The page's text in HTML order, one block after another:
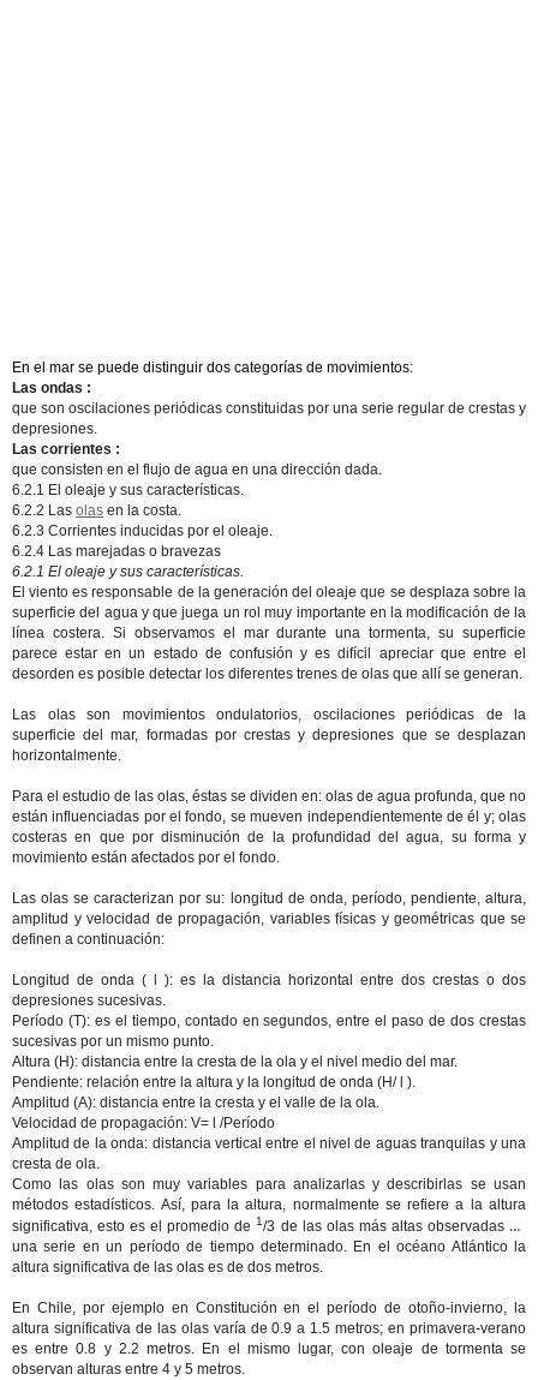
En el mar se puede distinguir dos categorías de movimientos:
Las ondas :
que son oscilaciones periódicas constituidas por una serie regular de crestas y
depresiones.
Las corrientes :
que consisten en el flujo de agua en una dirección dada.
6.2.1 El oleaje y sus características.
6.2.2 Las olas en la costa.
6.2.3 Corrientes inducidas por el oleaje.
6.2.4 Las marejadas o bravezas
6.2.1 El oleaje y sus características.
El viento es responsable de la generación del oleaje que se desplaza sobre la
superficie del agua y que juega un rol muy importante en la modificación de la
línea costera. Si observamos el mar durante una tormenta, su superficie
parece estar en un estado de confusión y es difícil apreciar que entre el
desorden es posible detectar los diferentes trenes de olas que allí se generan.
Las olas son movimientos ondulatorios, oscilaciones periódicas de la
superficie del mar, formadas por crestas y depresiones que se desplazan
horizontalmente.
Para el estudio de las olas, éstas se dividen en: olas de agua profunda, que no
están influenciadas por el fondo, se mueven independientemente de él y; olas
costeras en que por disminución de la profundidad del agua, su forma y
movimiento están afectados por el fondo.
Las olas se caracterizan por su: longitud de onda, período, pendiente, altura,
amplitud y velocidad de propagación, variables físicas y geométricas que se
definen a continuación:
Longitud de onda ( l ): es la distancia horizontal entre dos crestas o dos
depresiones sucesivas.
Período (T): es el tiempo, contado en segundos, entre el paso de dos crestas
sucesivas por un mismo punto.
Altura (H): distancia entre la cresta de la ola y el nivel medio del mar.
Pendiente: relación entre la altura y la longitud de onda (H/ l ).
Amplitud (A): distancia entre la cresta y el valle de la ola.
Velocidad de propagación: V= l /Período
Amplitud de la onda: distancia vertical entre el nivel de aguas tranquilas y una
cresta de ola.
Como las olas son muy variables para analizarlas y describirlas se usan
métodos estadísticos. Así, para la altura, normalmente se refiere a la altura
significativa, esto es el promedio de1 /3 de las olas más altas observadas en
una serie en un período de tiempo determinado. En el océano Atlántico la
altura significativa de las olas es de dos metros.
En Chile, por ejemplo en Constitución en el período de otoño-invierno, la
altura significativa de las olas varía de 0.9 a 1.5 metros; en primavera-verano
es entre 0.8 y 2.2 metros. En el mismo lugar, con oleaje de tormenta se
observan alturas entre 4 y 5 metros.